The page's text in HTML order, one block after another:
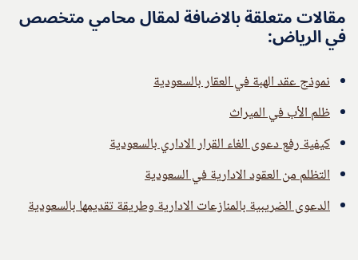
مقالات متعلقة بالاضافة لمقال محامي متخصص
في الرياض:
نموذج عقد الهبة في العقار بالسعودية
ظلم الأب في الميراث
كيفية رفع دعوى الغاء القرار الاداري بالسعودية
التظلم من العقود الادارية في السعودية
الدعوى الضريبية بالمنازعات الادارية وطريقة تقديمها بالسعودية